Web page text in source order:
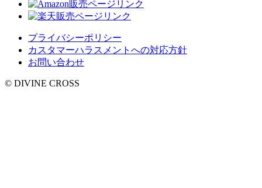
プライバシーポリシー
カスタマーハラスメントへの対応方針
お問い合わせ
© DIVINE CROSS